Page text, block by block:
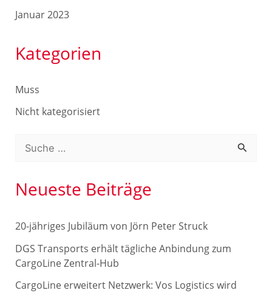
Januar 2023
Kategorien
Muss
Nicht kategorisiert
c
e
n
a
Neueste Beiträge
20-jähriges Jubiläum von Jörn Peter Struck
DGS Transports erhält tägliche Anbindung zum
CargoLine Zentral-Hub
CargoLine erweitert Netzwerk: Vos Logistics wird